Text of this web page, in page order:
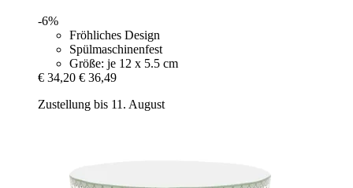
-6%
Fröhliches Design
Spülmaschinenfest
Größe: je 12 x 5.5 cm
€ 34,20 € 36,49
Zustellung bis 11. August